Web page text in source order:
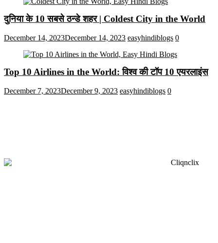
दुनिया के 10 सबसे ठन्डे शहर | Coldest City in the World
December 14, 2023December 14, 2023 easyhindiblogs 0
Top 10 Airlines in the World: विश्व की टॉप 10 एयरलाइंस
December 7, 2023December 9, 2023 easyhindiblogs 0